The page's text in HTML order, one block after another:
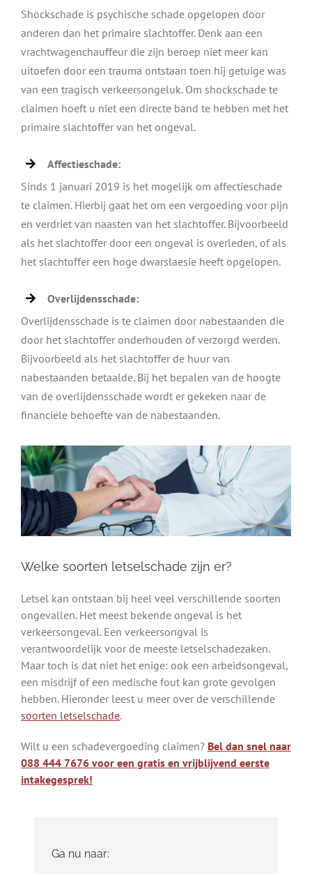
Shockschade is psychische schade opgelopen door
anderen dan het primaire slachtoffer. Denk aan een
vrachtwagenchauffeur die zijn beroep niet meer kan
uitoefen door een trauma ontstaan toen hij getuige was
van een tragisch verkeersongeluk. Om shockschade te
claimen hoeft u niet een directe band te hebben met het
primaire slachtoffer van het ongeval.
Affectieschade:
Sinds 1 januari 2019 is het mogelijk om affectieschade
te claimen. Hierbij gaat het om een vergoeding voor pijn
en verdriet van naasten van het slachtoffer. Bijvoorbeeld
als het slachtoffer door een ongeval is overleden, of als
het slachtoffer een hoge dwarslaesie heeft opgelopen.
Overlijdensschade:
Overlijdensschade is te claimen door nabestaanden die
door het slachtoffer onderhouden of verzorgd werden.
Bijvoorbeeld als het slachtoffer de huur van
nabestaanden betaalde. Bij het bepalen van de hoogte
van de overlijdensschade wordt er gekeken naar de
financiële behoefte van de nabestaanden.
Welke soorten letselschade zijn er?
Letsel kan ontstaan bij heel veel verschillende soorten
ongevallen. Het meest bekende ongeval is het
verkeersongeval. Een verkeersongval is
verantwoordelijk voor de meeste letselschadezaken.
Maar toch is dat niet het enige: ook een arbeidsongeval,
een misdrijf of een medische fout kan grote gevolgen
hebben. Hieronder leest u meer over de verschillende
soorten letselschade.
Wilt u een schadevergoeding claimen? Bel dan snel naar
088 444 7676 voor een gratis en vrijblijvend eerste
intakegesprek!
Ga nu naar: